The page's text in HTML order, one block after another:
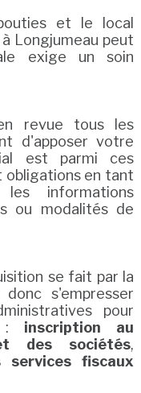
et le local
Longjumeau peut
exige un soin
revue tous les
d'apposer votre
est parmi ces
obligations en tant
informations
ou modalités de
se fait par la
s'empresser
pour
: inscription au
des sociétés,
services fiscaux